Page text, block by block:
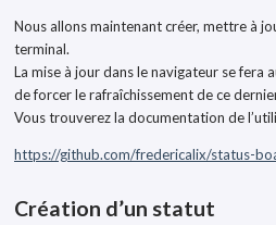
Nous allons maintenant créer, mettre à
terminal.
La mise à jour dans le navigateur se fera
de forcer le rafraîchissement de ce
Vous trouverez la documentation de
https://github.com/fredericalix/status-
Création d’un statut